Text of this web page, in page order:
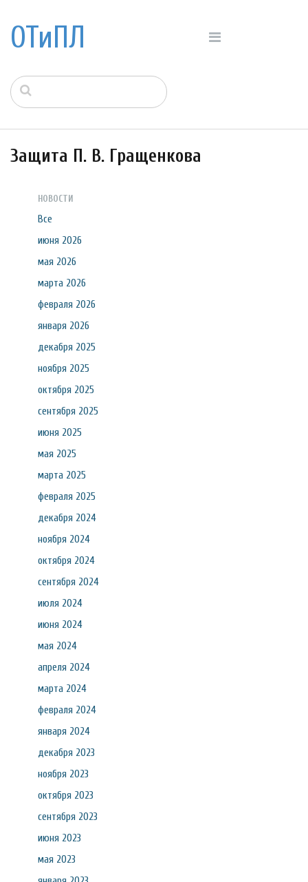
ОТиПЛ
Защита П. В. Гращенкова
НОВОСТИ
Все
июня 2026
мая 2026
марта 2026
февраля 2026
января 2026
декабря 2025
ноября 2025
октября 2025
сентября 2025
июня 2025
мая 2025
марта 2025
февраля 2025
декабря 2024
ноября 2024
октября 2024
сентября 2024
июля 2024
июня 2024
мая 2024
апреля 2024
марта 2024
февраля 2024
января 2024
декабря 2023
ноября 2023
октября 2023
сентября 2023
июня 2023
мая 2023